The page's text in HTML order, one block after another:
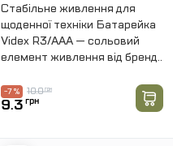
Стабільне живлення для
щоденної техніки Батарейка
Videx R3/AAA — сольовий
елемент живлення від бренд..
10.0грн
-7 %
9.3 грн